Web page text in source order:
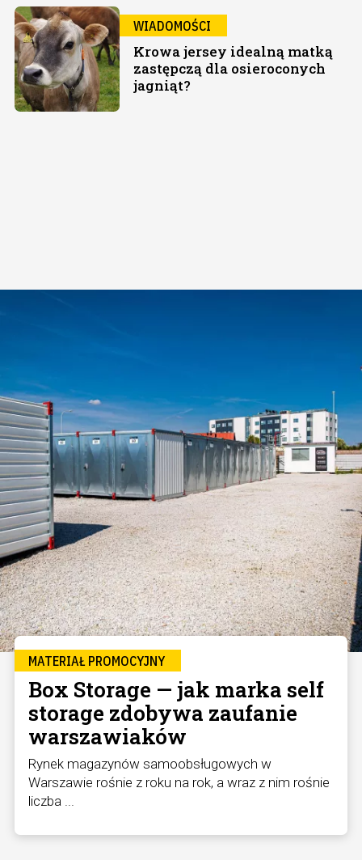
WIADOMOŚCI
Krowa jersey idealną matką
zastępczą dla osieroconych
jagniąt?
MATERIAŁ PROMOCYJNY
Box Storage — jak marka self
storage zdobywa zaufanie
warszawiaków
Rynek magazynów samoobsługowych w
Warszawie rośnie z roku na rok, a wraz z nim rośnie
liczba ...